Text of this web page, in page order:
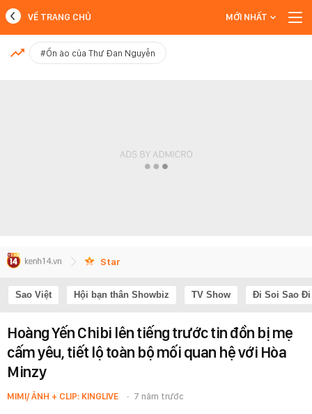
MỚI NHẤT
VỀ TRANG CHỦ MỚI NHẤT
#Ồn ào của Thư Đan Nguyễn
Star
Sao Việt Hội bạn thân Showbiz TV Show Đi Soi Sao Đi
Hoàng Yến Chibi lên tiếng trước tin đồn bị mẹ
cấm yêu, tiết lộ toàn bộ mối quan hệ với Hòa
Minzy
MIMI/ ẢNH + CLIP: KINGLIVE 7 năm trước